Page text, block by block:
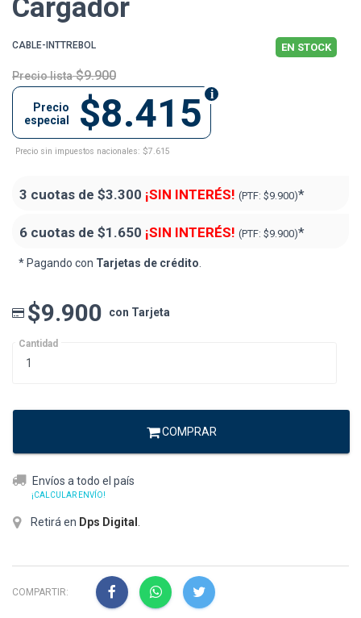
Cargador
CABLE-INTTREBOL EN STOCK
Precio lista $9.900
$8.415
Precio
especial
Precio sin impuestos nacionales: $7.615
3 cuotas de $3.300 ¡SIN INTERÉS! (PTF: $9.900)*
6 cuotas de $1.650 ¡SIN INTERÉS! (PTF: $9.900)*
* Pagando con Tarjetas de crédito.
$9.900 con Tarjeta
Cantidad
COMPRAR
Envíos a todo el país
¡CALCULAR ENVÍO!
Retirá en Dps Digital
COMPARTIR: